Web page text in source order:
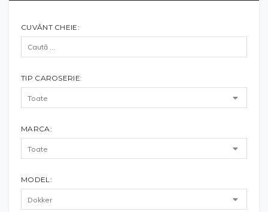
CUVÂNT CHEIE:
TIP CAROSERIE:
MARCA:
MODEL: